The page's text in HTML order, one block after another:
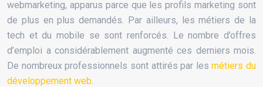
webmarketing, apparus parce que les profils marketing sont
de plus en plus demandés. Par ailleurs, les métiers de la
tech et du mobile se sont renforcés. Le nombre d’offres
d’emploi a considérablement augmenté ces derniers mois.
De nombreux professionnels sont attirés par lesmétiers du
développement web.